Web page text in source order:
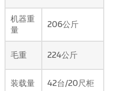
机器重
量
206公斤
毛重 224公斤
装载量 42台/20尺柜